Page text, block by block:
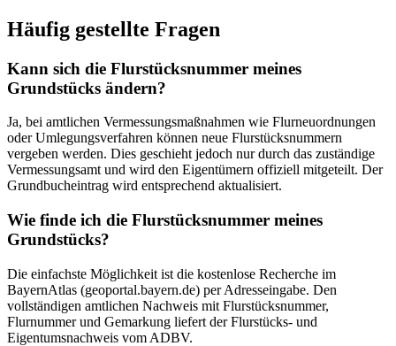
Häufig gestellte Fragen
Kann sich die Flurstücksnummer meines
Grundstücks ändern?
Ja, bei amtlichen Vermessungsmaßnahmen wie Flurneuordnungen
oder Umlegungsverfahren können neue Flurstücksnummern
vergeben werden. Dies geschieht jedoch nur durch das zuständige
Vermessungsamt und wird den Eigentümern offiziell mitgeteilt. Der
Grundbucheintrag wird entsprechend aktualisiert.
Wie finde ich die Flurstücksnummer meines
Grundstücks?
Die einfachste Möglichkeit ist die kostenlose Recherche im
BayernAtlas (geoportal.bayern.de) per Adresseingabe. Den
vollständigen amtlichen Nachweis mit Flurstücksnummer,
Flurnummer und Gemarkung liefert der Flurstücks- und
Eigentumsnachweis vom ADBV.